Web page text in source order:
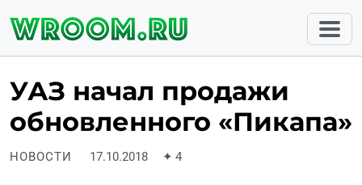
УАЗ начал продажи
обновленного «Пикапа»
НОВОСТИ 17.10.2018 ✦ 4